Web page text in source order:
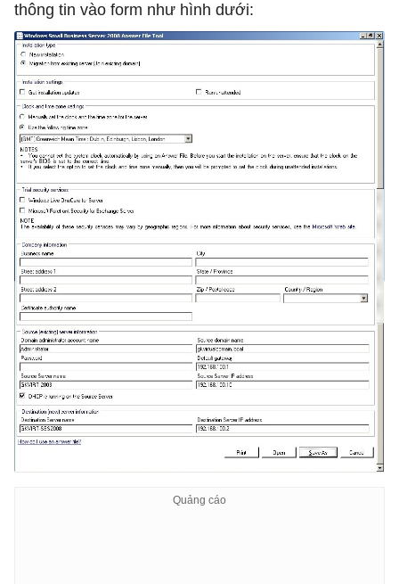
thông tin vào form như hình dưới: